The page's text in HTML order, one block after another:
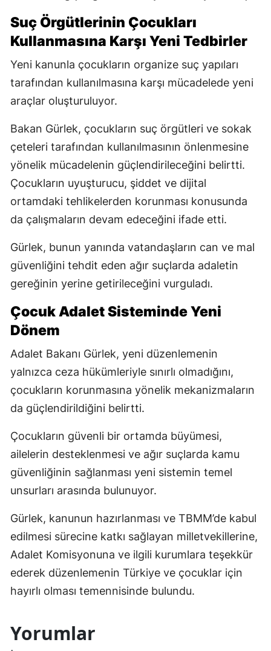
Suç Örgütlerinin Çocukları
Kullanmasına Karşı Yeni Tedbirler
Yeni kanunla çocukların organize suç yapıları
tarafından kullanılmasına karşı mücadelede yeni
araçlar oluşturuluyor.
Bakan Gürlek, çocukların suç örgütleri ve sokak
çeteleri tarafından kullanılmasının önlenmesine
yönelik mücadelenin güçlendirileceğini belirtti.
Çocukların uyuşturucu, şiddet ve dijital
ortamdaki tehlikelerden korunması konusunda
da çalışmaların devam edeceğini ifade etti.
Gürlek, bunun yanında vatandaşların can ve mal
güvenliğini tehdit eden ağır suçlarda adaletin
gereğinin yerine getirileceğini vurguladı.
Çocuk Adalet Sisteminde Yeni
Dönem
Adalet Bakanı Gürlek, yeni düzenlemenin
yalnızca ceza hükümleriyle sınırlı olmadığını,
çocukların korunmasına yönelik mekanizmaların
da güçlendirildiğini belirtti.
Çocukların güvenli bir ortamda büyümesi,
ailelerin desteklenmesi ve ağır suçlarda kamu
güvenliğinin sağlanması yeni sistemin temel
unsurları arasında bulunuyor.
Gürlek, kanunun hazırlanması ve TBMM’de kabul
edilmesi sürecine katkı sağlayan milletvekillerine,
Adalet Komisyonuna ve ilgili kurumlara teşekkür
ederek düzenlemenin Türkiye ve çocuklar için
hayırlı olması temennisinde bulundu.
Yorumlar